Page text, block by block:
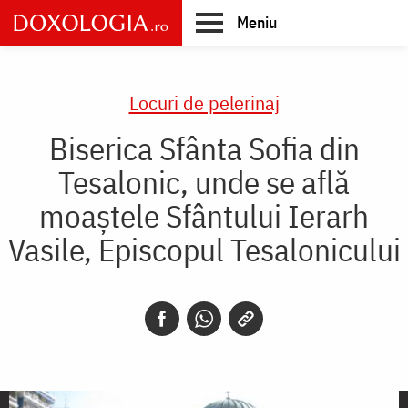
Skip
to
main
Meniu
Locuri de pelerinaj
Biserica Sfânta Sofia din
Tesalonic, unde se află
moaștele Sfântului Ierarh
Vasile, Episcopul Tesalonicului